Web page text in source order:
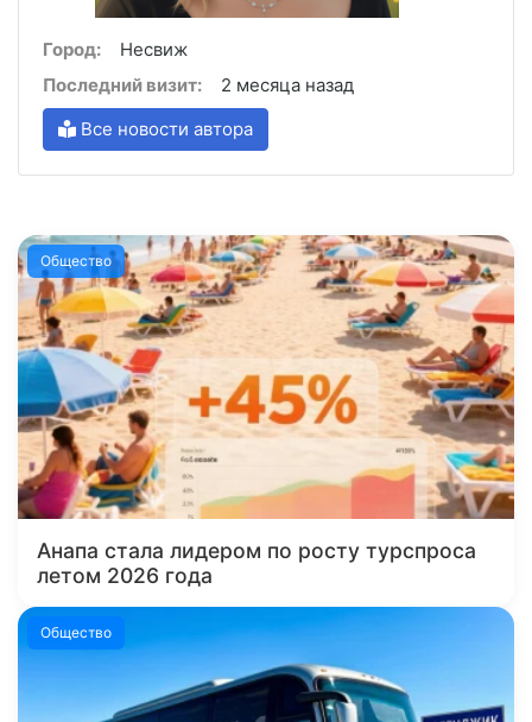
Город:
Несвиж
Последний визит:
2 месяца назад
Все новости автора
Общество
Анапа стала лидером по росту турспроса
летом 2026 года
Общество